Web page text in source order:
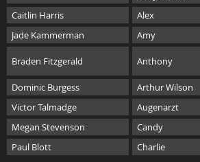
Caitlin Harris Alex
Jade Kammerman
Amy
Braden Fitzgerald Anthony
Dominic Burgess
Arthur Wilson
Victor Talmadge
Augenarzt
Megan Stevenson
Candy
Paul Blott
Charlie